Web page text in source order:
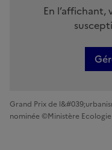
En l’affichant,
Grand Prix de
nominée ©Ministère